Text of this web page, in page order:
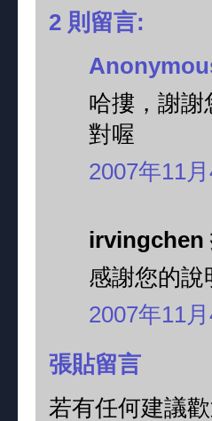
2 則留言:
哈摟，謝謝
對喔
2007年11
irvingchen
感謝您的說
2007年11
張貼留言
若有任何建議